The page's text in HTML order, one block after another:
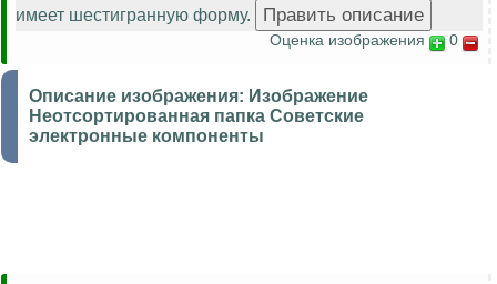
имеет шестигранную форму.
Оценка изображения 0
Описание изображения: Изображение
Неотсортированная папка Советские
электронные компоненты